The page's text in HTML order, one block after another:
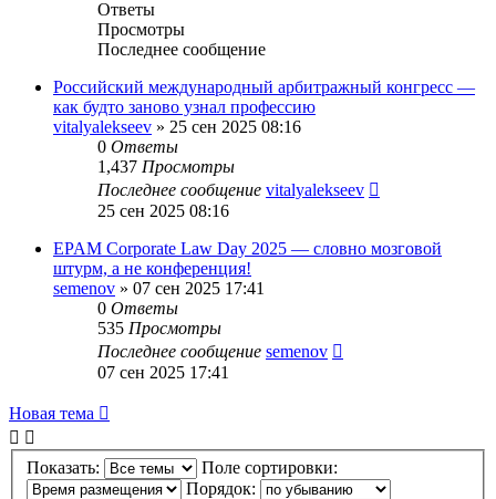
Ответы
Просмотры
Последнее сообщение
Российский международный арбитражный конгресс —
как будто заново узнал профессию
vitalyalekseev » 25 сен 2025 08:16
0 Ответы
1,437 Просмотры
Последнее сообщение vitalyalekseev
25 сен 2025 08:16
EPAM Corporate Law Day 2025 — словно мозговой
штурм, а не конференция!
semenov » 07 сен 2025 17:41
0 Ответы
535 Просмотры
Последнее сообщение semenov
07 сен 2025 17:41
Новая тема
Показать:
Поле сортировки:
Порядок: